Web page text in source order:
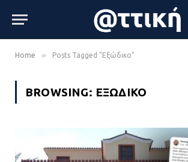
Home » Posts Tagged "Εξώδικο"
BROWSING: ΕΞΏΔΙΚΟ